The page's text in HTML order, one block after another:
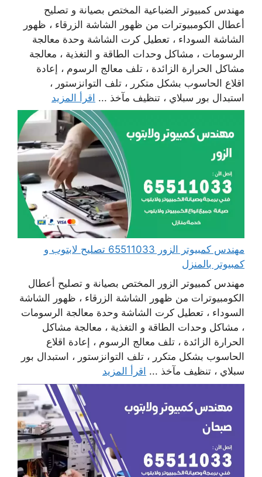
مهندس كمبيوتر الضباعية المختص بصيانة و تصليح
أعطال الكومبيوترات من ظهور الشاشة الزرقاء ، ظهور
الشاشة السوداء ، تعطيل كرت الشاشة وحدة معالجة
الرسومات ، مشاكل وحدات الطاقة و التغذية ، معالجة
مشاكل الحرارة الزائدة ، تلف معالج الرسوم ، إعادة
اقلاع الحاسوب بشكل متكرر ، تلف التوانزستور ،
استبدال بور سبلاي ، تنظيف مآخذ ... اقرأ المزيد
مهندس كمبيوتر الزور 65511033 تصليح لابتوب و
كمبيوتر بالمنزل
مهندس كمبيوتر الزور المختص بصيانة و تصليح أعطال
الكومبيوترات من ظهور الشاشة الزرقاء ، ظهور الشاشة
السوداء ، تعطيل كرت الشاشة وحدة معالجة الرسومات
، مشاكل وحدات الطاقة و التغذية ، معالجة مشاكل
الحرارة الزائدة ، تلف معالج الرسوم ، إعادة اقلاع
الحاسوب بشكل متكرر ، تلف التوانزستور ، استبدال بور
سبلاي ، تنظيف مآخذ ... اقرأ المزيد